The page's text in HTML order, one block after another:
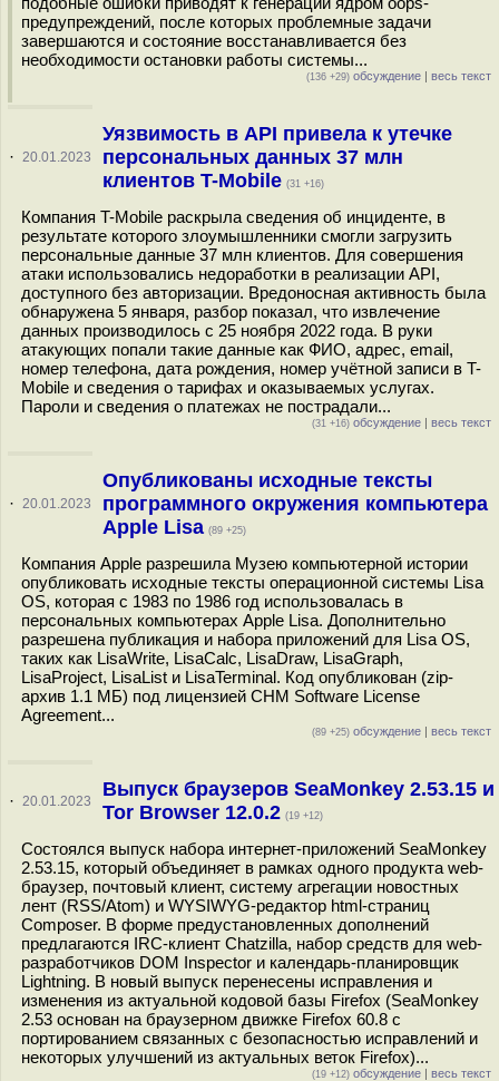
предупреждений, после которых проблемные задачи
завершаются и состояние восстанавливается без
необходимости остановки работы системы...
(136 +29) обсуждение | весь текст
· 20.01.2023
Уязвимость в API привела к утечке
персональных данных 37 млн
клиентов T-Mobile (31 +16)
Компания T-Mobile раскрыла сведения об инциденте, в
результате которого злоумышленники смогли загрузить
персональные данные 37 млн клиентов. Для совершения
атаки использовались недоработки в реализации API,
доступного без авторизации. Вредоносная активность была
обнаружена 5 января, разбор показал, что извлечение
данных производилось с 25 ноября 2022 года. В руки
атакующих попали такие данные как ФИО, адрес, email,
номер телефона, дата рождения, номер учётной записи в T-
Mobile и сведения о тарифах и оказываемых услугах.
Пароли и сведения о платежах не пострадали...
(31 +16) обсуждение | весь текст
· 20.01.2023
Опубликованы исходные тексты
программного окружения компьютера
Apple Lisa (89 +25)
Компания Apple разрешила Музею компьютерной истории
опубликовать исходные тексты операционной системы Lisa
OS, которая c 1983 по 1986 год использовалась в
персональных компьютерах Apple Lisa. Дополнительно
разрешена публикация и набора приложений для Lisa OS,
таких как LisaWrite, LisaCalc, LisaDraw, LisaGraph,
LisaProject, LisaList и LisaTerminal. Код опубликован (zip-
архив 1.1 МБ) под лицензией CHM Software License
Agreement...
(89 +25) обсуждение | весь текст
· 20.01.2023
Выпуск браузеров SeaMonkey 2.53.15 и
Tor Browser 12.0.2 (19 +12)
Состоялся выпуск набора интернет-приложений SeaMonkey
2.53.15, который объединяет в рамках одного продукта web-
браузер, почтовый клиент, систему агрегации новостных
лент (RSS/Atom) и WYSIWYG-редактор html-страниц
Composer. В форме предустановленных дополнений
предлагаются IRC-клиент Chatzilla, набор средств для web-
разработчиков DOM Inspector и календарь-планировщик
Lightning. В новый выпуск перенесены исправления и
изменения из актуальной кодовой базы Firefox (SeaMonkey
2.53 основан на браузерном движке Firefox 60.8 с
портированием связанных с безопасностью исправлений и
некоторых улучшений из актуальных веток Firefox)...
(19 +12) обсуждение | весь текст